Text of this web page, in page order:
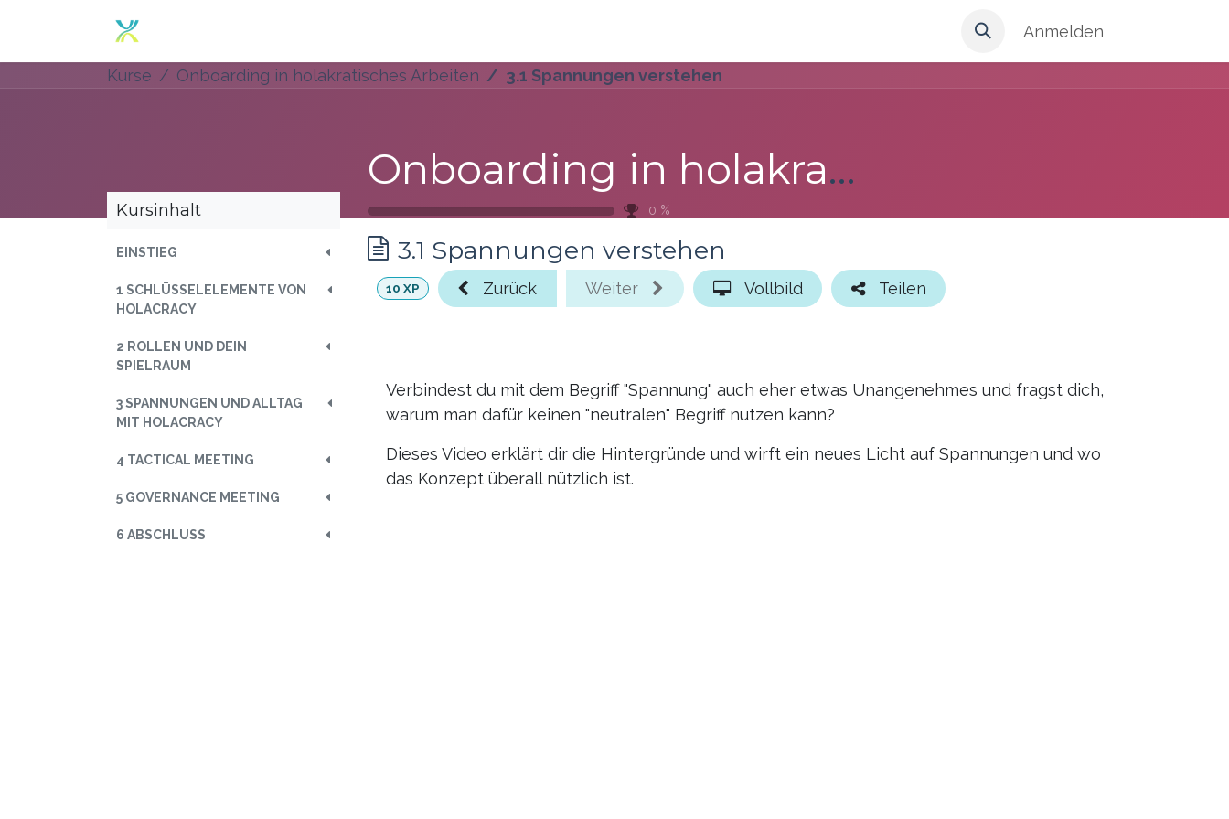
Anmelden
Kurse Onboarding in holakratisches Arbeiten 3.1 Spannungen verstehen
Onboarding in holakratisches Arbeiten
0 %
Kursinhalt
EINSTIEG
1 SCHLÜSSELELEMENTE VON
HOLACRACY
2 ROLLEN UND DEIN
SPIELRAUM
3 SPANNUNGEN UND ALLTAG
MIT HOLACRACY
4 TACTICAL MEETING
5 GOVERNANCE MEETING
6 ABSCHLUSS
3.1 Spannungen verstehen
10 XP Zurück Weiter Vollbild Teilen
Verbindest du mit dem Begriff "Spannung" auch eher etwas Unangenehmes und fragst dich,
warum man dafür keinen "neutralen" Begriff nutzen kann?
Dieses Video erklärt dir die Hintergründe und wirft ein neues Licht auf Spannungen und wo
das Konzept überall nützlich ist.